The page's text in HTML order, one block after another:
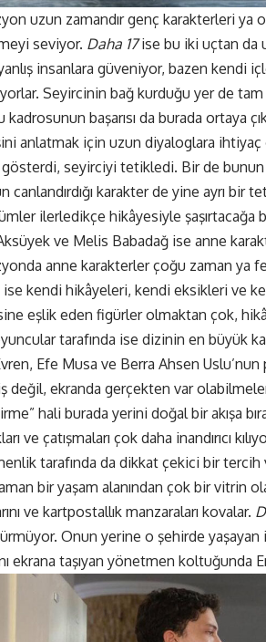
uzun zamandır genç karakterleri ya
seviyor. Daha 17ise bu iki uçtan da
insanlara güveniyor, bazen kendi
Seyircinin bağ kurduğu yer de tam
kadrosunun başarısı da burada ortaya
anlatmak için uzun diyaloglara
gösterdi, seyirciyi tetikledi. Bir de
canlandırdığı karakter de yine ayrı
ilerledikçe hikâyesiyle şaşırtacağa
ve Melis Babadağ ise anne
anne karakterler çoğu zaman ya
ise kendi hikâyeleri, kendi eksikleri ve
eşlik eden figürler olmaktan çok,
tarafında ise dizinin en büyük
Efe Musa ve Berra Ahsen
değil, ekranda gerçekten var olabilmeleri.
hali burada yerini doğal bir akışa
ve çatışmaları çok daha inandırıcı
tarafında da dikkat çekici bir tercih
bir yaşam alanından çok bir vitrin
ve kartpostallık manzaraları kovalar.
Onun yerine o şehirde yaşayan
ekrana taşıyan yönetmen koltuğunda